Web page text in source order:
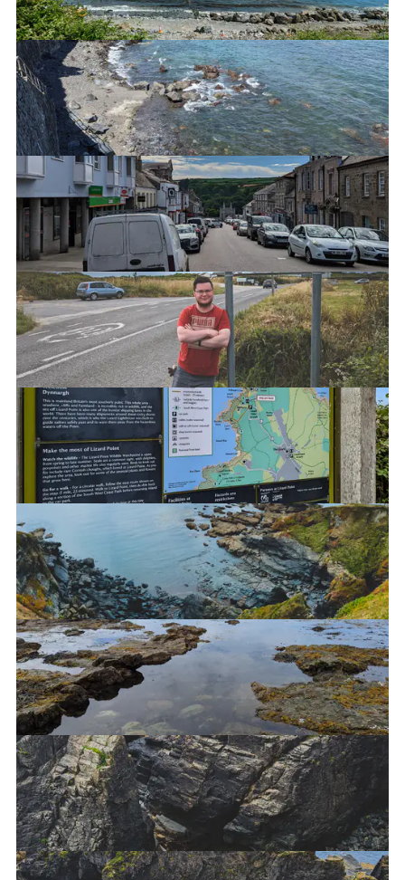
Kamienna plaża w Coverack
Helston
Tak, musiałem to zrobić
Widoki w The Lizard
Widoki w The Lizard